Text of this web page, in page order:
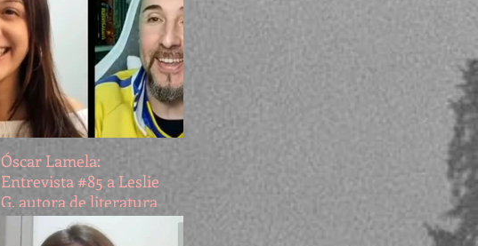
Óscar Lamela:
Entrevista #85 a Leslie
G. autora de literatura
fantástica